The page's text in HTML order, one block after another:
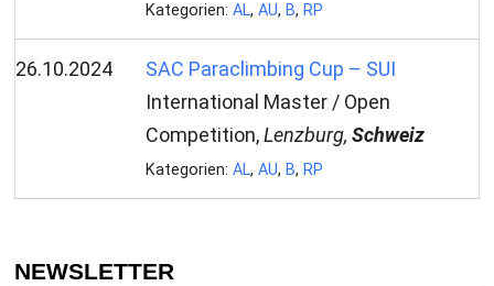
Kategorien: AL, AU, B, RP
26.10.2024
SAC Paraclimbing Cup – SUI
International Master / Open
Competition,Lenzburg, Schweiz
Kategorien: AL, AU, B, RP
NEWSLETTER